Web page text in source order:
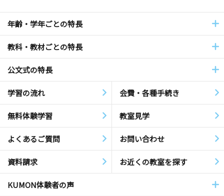
年齢・学年ごとの特長
教科・教材ごとの特長
公文式の特長
学習の流れ 会費・各種手続き
無料体験学習 教室見学
よくあるご質問 お問い合わせ
資料請求 お近くの教室を探す
KUMON体験者の声